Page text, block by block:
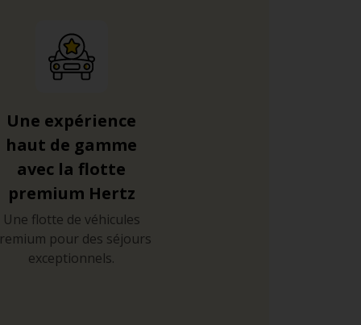
Une expérience
haut de gamme
avec la flotte
premium Hertz
Une flotte de véhicules
pour des séjours
exceptionnels.